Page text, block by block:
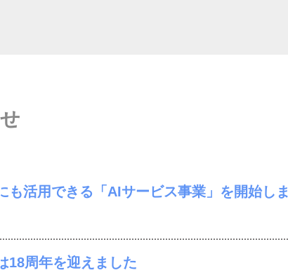
も活用できる「AIサービス事業」を開始しま
18周年を迎えました